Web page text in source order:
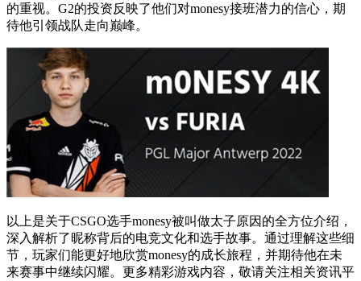
的重视。G2的投资反映了他们对monesy接班潜力的信心，期
待他引领战队走向巅峰。
以上是关于CSGO选手monesy被叫做太子原因的全方位介绍，
深入解析了昵称背后的电竞文化和选手故事。通过理解这些细
节，玩家们能更好地欣赏monesy的成长旅程，并期待他在未
来赛事中继续闪耀。更多精彩游戏内容，敬请关注相关资讯平